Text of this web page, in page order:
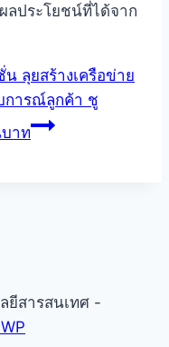
ลประโยชน์ที่ได้จาก
น ลุยสร้างเครือข่าย
การณ์ลูกค้า ชู
าท
ยีสารสนเทศ -